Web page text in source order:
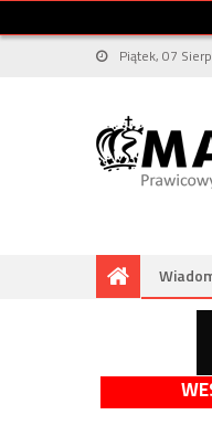
Piątek, 07